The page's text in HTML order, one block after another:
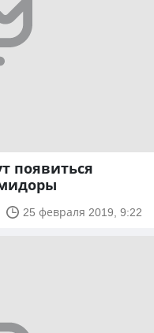
появиться
25 февраля 2019, 9:22